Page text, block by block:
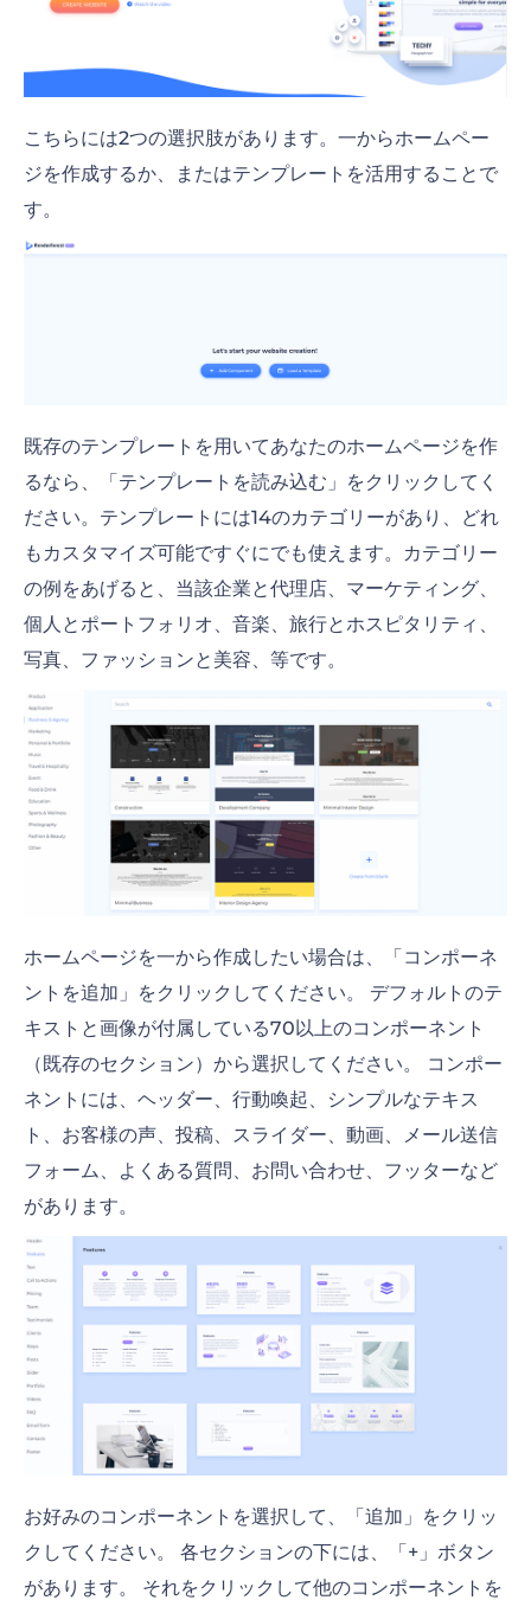
こちらには2つの選択肢があります。一からホームペー
ジを作成するか、またはテンプレートを活用することで
す。
既存のテンプレートを用いてあなたのホームページを作
るなら、「テンプレートを読み込む」をクリックしてく
ださい。テンプレートには14のカテゴリーがあり、どれ
もカスタマイズ可能ですぐにでも使えます。カテゴリー
の例をあげると、当該企業と代理店、マーケティング、
個人とポートフォリオ、音楽、旅行とホスピタリティ、
写真、ファッションと美容、等です。
ホームページを一から作成したい場合は、「コンポーネ
ントを追加」をクリックしてください。 デフォルトのテ
キストと画像が付属している70以上のコンポーネント
（既存のセクション）から選択してください。 コンポー
ネントには、ヘッダー、行動喚起、シンプルなテキス
ト、お客様の声、投稿、スライダー、動画、メール送信
フォーム、よくある質問、お問い合わせ、フッターなど
があります。
お好みのコンポーネントを選択して、「追加」をクリッ
クしてください。 各セクションの下には、「+」ボタン
があります。 それをクリックして他のコンポーネントを